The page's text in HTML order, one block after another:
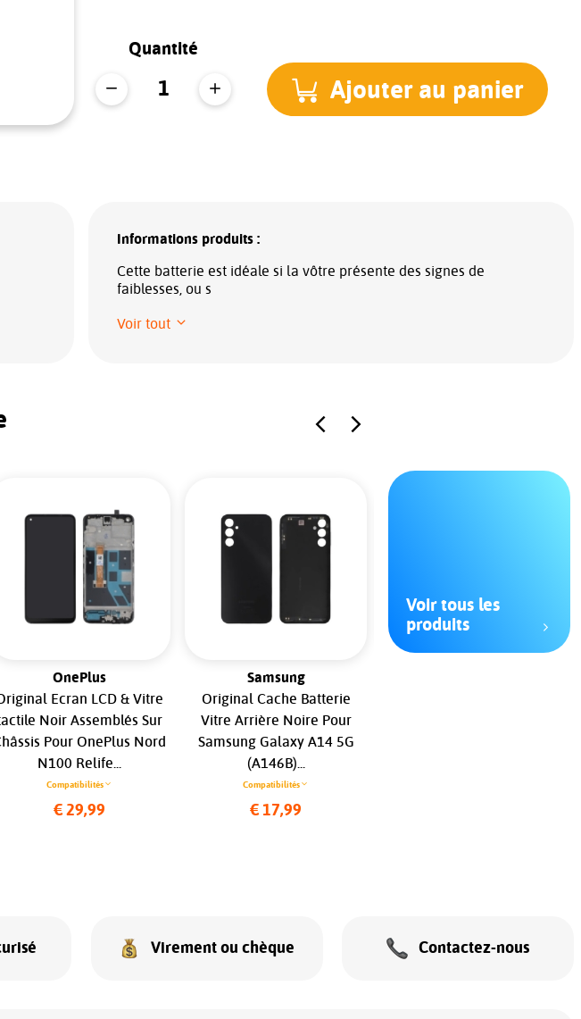
Quantité
Ajouter au panier
Informations produits :
Cette batterie est idéale si la vôtre présente des signes de
faiblesses, ou s
Voir tout
OnePlus
Ecran LCD & Vitre
Noir Assemblés Sur
Pour OnePlus Nord
N100 Relife...
Compatibilités
€ 29,99
Samsung
Original Cache Batterie
Vitre Arrière Noire Pour
Samsung Galaxy A14 5G
(A146B)...
Compatibilités
€ 17,99
Voir tous les
produits
Virement ou chèque Contactez-nous